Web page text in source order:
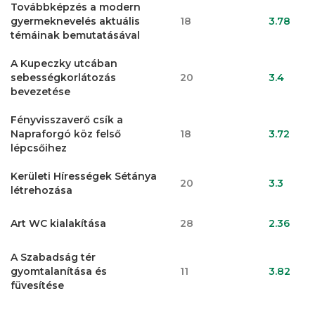
Továbbképzés a modern
gyermeknevelés aktuális
témáinak bemutatásával
18 3.78
A Kupeczky utcában
sebességkorlátozás
bevezetése
20 3.4
Fényvisszaverő csík a
Napraforgó köz felső
lépcsőihez
18 3.72
Kerületi Hírességek Sétánya
létrehozása
20 3.3
Art WC kialakítása 28 2.36
A Szabadság tér
gyomtalanítása és
füvesítése
11 3.82